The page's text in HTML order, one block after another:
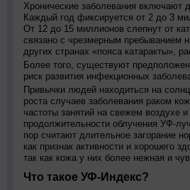
Хронические заболевания включают
Каждый год фиксируется от 2 до 3
От 12 до 15 миллионов слепнут от
связано с чрезмерным пребыванием
других странах «пояса катаракты»,
Более того, существуют
риск развития инфекционных
Привычки людей находиться на
роста случаев заболевания раком
частоты занятий на свежем воздухе
продолжительности облучения УФ-
пор считают длительное загорание
как признак активности и хорошего
так как кожа у них более нежная и
Что такое УФ-Индекс?